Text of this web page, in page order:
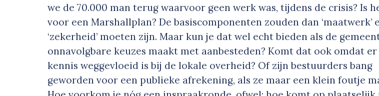
we de 70.000 man terug waarvoor geen werk was, tijdens de crisis? Is
voor een Marshallplan? De basiscomponenten zouden dan ‘maatwerk’
‘zekerheid’ moeten zijn. Maar kun je dat wel echt bieden als de
onnavolgbare keuzes maakt met aanbesteden? Komt dat ook omdat er
kennis weggevloeid is bij de lokale overheid? Of zijn bestuurders bang
geworden voor een publieke afrekening, als ze maar een klein foutje